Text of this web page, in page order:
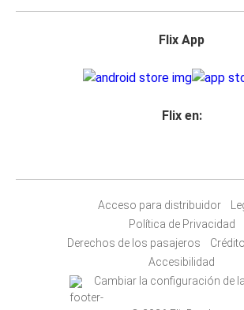
Flix App
Flix en:
Acceso para distribuidor
Política de Privacidad
Derechos de los pasajeros
Accesibilidad
Cambiar la configuración de